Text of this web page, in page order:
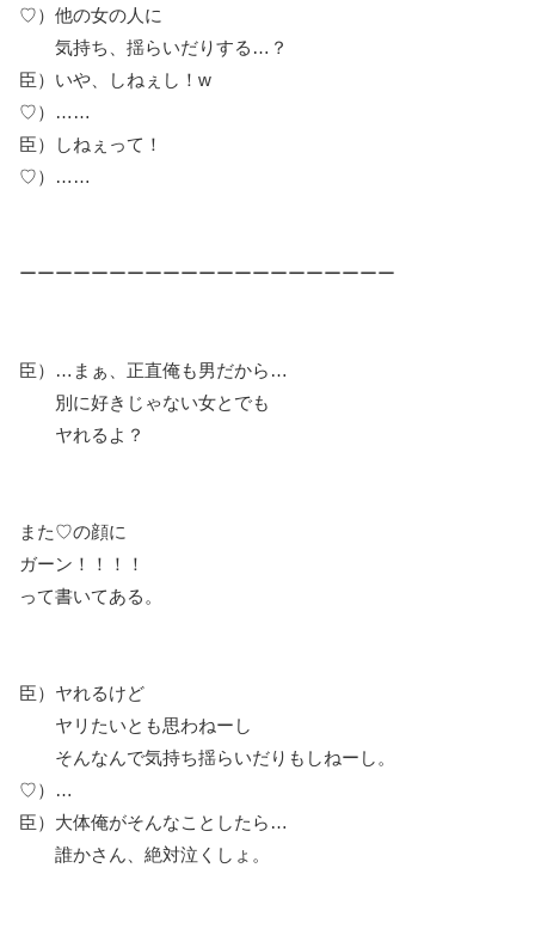
♡）他の女の人に
気持ち、揺らいだりする…？
臣）いや、しねぇし！w
♡）……
臣）しねぇって！
♡）……
ーーーーーーーーーーーーーーーーーーーーー
臣）…まぁ、正直俺も男だから…
別に好きじゃない女とでも
ヤれるよ？
また♡の顔に
ガーン！！！！
って書いてある。
臣）ヤれるけど
ヤリたいとも思わねーし
そんなんで気持ち揺らいだりもしねーし。
♡）…
臣）大体俺がそんなことしたら…
誰かさん、絶対泣くしょ。